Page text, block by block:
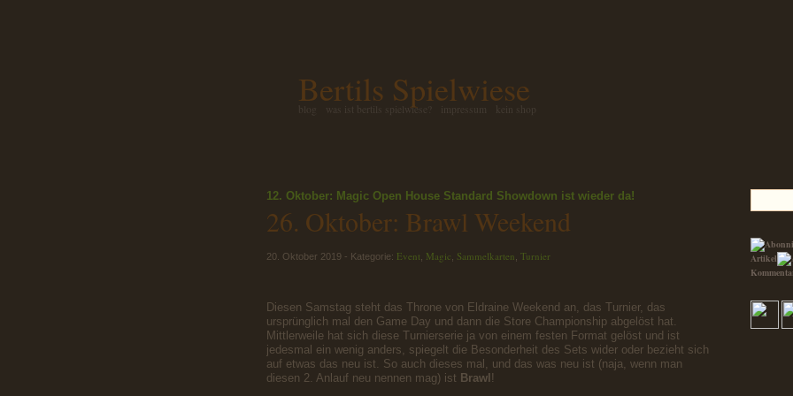
Bertils Spielwiese
blog was ist bertils spielwiese? impressum kein shop
12. Oktober: Magic Open House Standard Showdown ist wieder da!
26. Oktober: Brawl Weekend
20. Oktober 2019 - Kategorie: Event Magic Sammelkarten Turnier
Diesen Samstag steht das Throne von Eldraine Weekend an, das Turnier, das
ursprünglich mal den Game Day und dann die Store Championship abgelöst hat.
Mittlerweile hat sich diese Turnierserie ja von einem festen Format gelöst und ist
jedesmal ein wenig anders, spiegelt die Besonderheit des Sets wider oder bezieht sich
auf etwas das neu ist. So auch dieses mal, und das was neu ist (naja, wenn man
diesen 2. Anlauf neu nennen mag) ist Brawl !
Artikel